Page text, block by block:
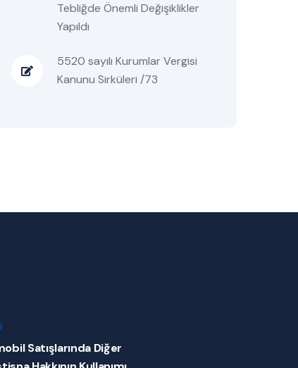
Tebliğde Önemli Değişiklikler
Yapıldı
5520 sayılı Kurumlar Vergisi
Kanunu Sirküleri /73
Satışlarında Diğer